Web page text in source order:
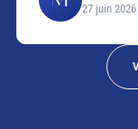
27 juin 2026